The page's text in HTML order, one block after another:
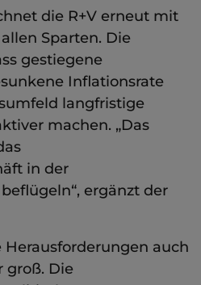
die R+V erneut mit
Sparten. Die
gestiegene
Inflationsrate
langfristige
machen. „Das
in der
ergänzt der
auch
groß. Die